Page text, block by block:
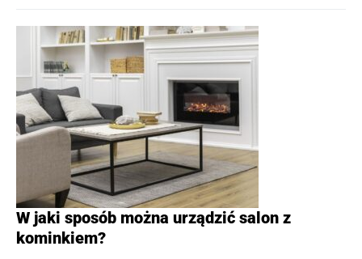
W jaki sposób można urządzić salon z
kominkiem?